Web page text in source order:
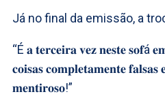
Já no final da emissão, a
“É 𝐚 𝐭𝐞𝐫𝐜𝐞𝐢𝐫𝐚 𝐯𝐞𝐳 𝐧𝐞𝐬𝐭𝐞
𝐜𝐨𝐢𝐬𝐚𝐬 𝐜𝐨𝐦𝐩𝐥𝐞𝐭𝐚𝐦𝐞𝐧𝐭𝐞
𝐦𝐞𝐧𝐭𝐢𝐫𝐨𝐬𝐨!”